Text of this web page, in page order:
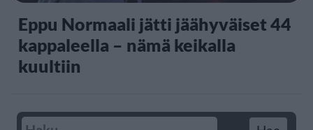
Eppu Normaali jätti jäähyväiset 44
kappaleella – nämä keikalla
kuultiin